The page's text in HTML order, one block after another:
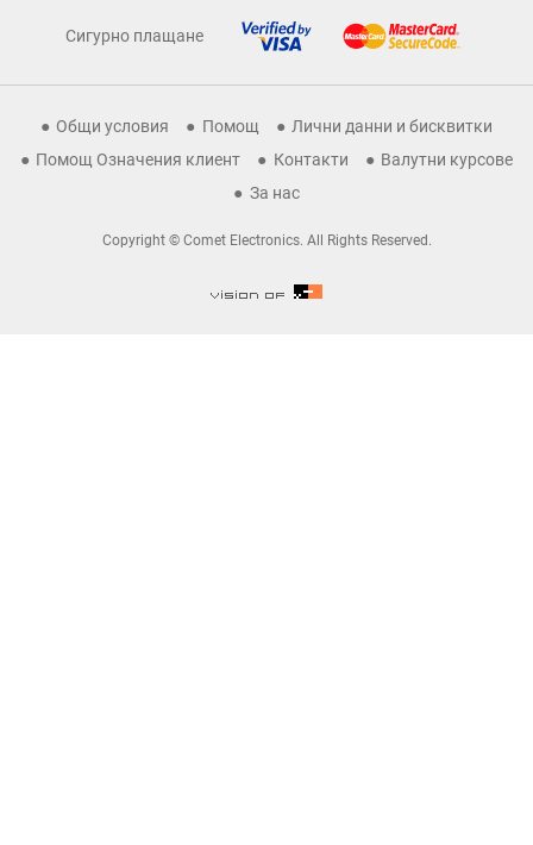
Сигурно плащане
Общи условия Помощ
Лични данни и бисквитки
Помощ Означения клиент
Контакти
Валутни курсове
За нас
Copyright © Comet Electronics. All Rights Reserved.